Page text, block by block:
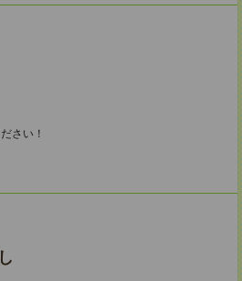
さい！